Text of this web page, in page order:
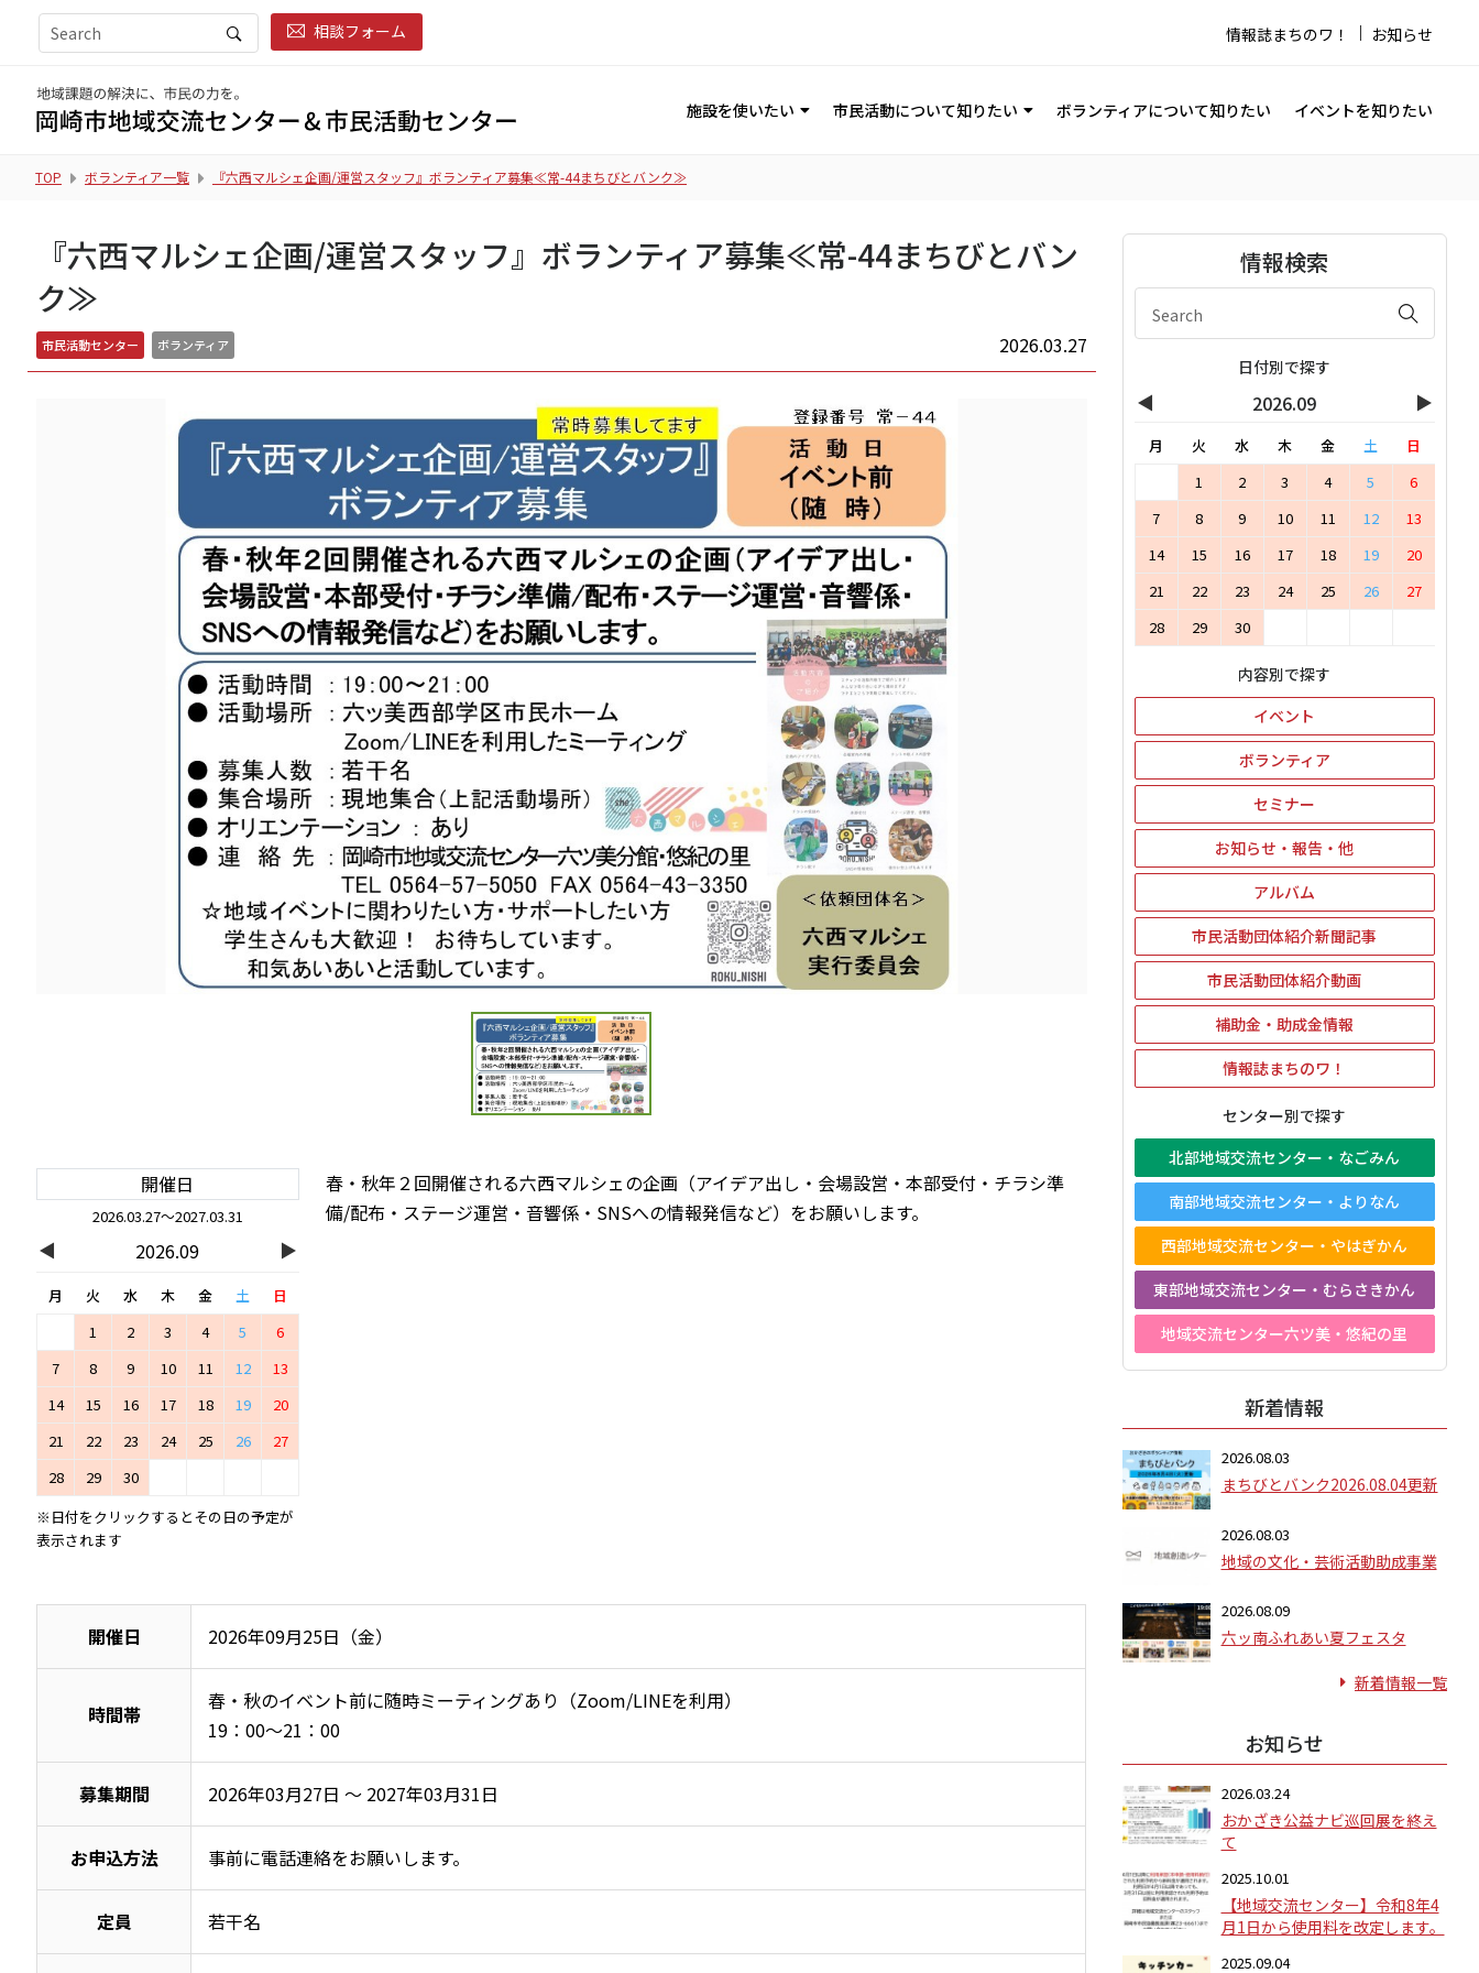
相談フォーム 情報誌まちのワ！ お知らせ
施設を使いたい 市民活動について知りたい ボランティアについて知りたい イベントを知りたい
TOP ボランティア一覧 『六西マルシェ企画/運営スタッフ』ボランティア募集≪常-44まちびとバンク≫
『六西マルシェ企画/運営スタッフ』ボランティア募集≪常-44まちびとバン
ク≫
市民活動センター ボランティア 2026.03.27
開催日
2026.03.27～2027.03.31
◀ 2026.09 ▶
月 火 水 木 金 土
日
1
2 3 4 5
6
7
8 9 10 11 12
13
14
15 16 17 18 19
20
21
22 23 24 25 26
27
28
29
30
※日付をクリックするとその日の予定が
表示されます
春・秋年２回開催される六西マルシェの企画（アイデア出し・会場設営・本部受付・チラシ準
備/配布・ステージ運営・音響係・SNSへの情報発信など）をお願いします。
開催日 2026年09月25日（金）
時間帯
春・秋のイベント前に随時ミーティングあり（Zoom/LINEを利用）
19：00～21：00
募集期間 2026年03月27日 ～ 2027年03月31日
お申込方法 事前に電話連絡をお願いします。
定員 若干名
情報検索
日付別で探す
◀ 2026.09 ▶
月 火 水 木 金 土
日
1
2 3 4 5
6
7
8 9 10 11 12
13
14
15 16 17 18 19
20
21
22 23 24 25 26
27
28
29 30
内容別で探す
イベント
ボランティア
セミナー
お知らせ・報告・他
アルバム
市民活動団体紹介新聞記事
市民活動団体紹介動画
補助金・助成金情報
情報誌まちのワ！
センター別で探す
北部地域交流センター・なごみん
南部地域交流センター・よりなん
西部地域交流センター・やはぎかん
東部地域交流センター・むらさきかん
地域交流センター六ツ美・悠紀の里
新着情報
2026.08.03
まちびとバンク2026.08.04更新
2026.08.03
地域の文化・芸術活動助成事業
2026.08.09
六ッ南ふれあい夏フェスタ
新着情報一覧
お知らせ
2026.03.24
おかざき公益ナビ巡回展を終え
て
2025.10.01
【地域交流センター】令和8年4
月1日から使用料を改定します。
2025.09.04